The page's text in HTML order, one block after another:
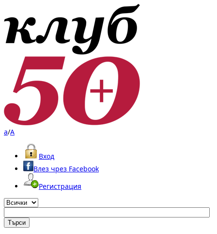
a/A
Вход
Влез чрез Facebook
Регистрация